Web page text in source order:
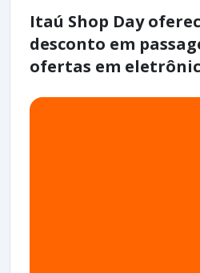
Itaú Shop Day
desconto em
ofertas em